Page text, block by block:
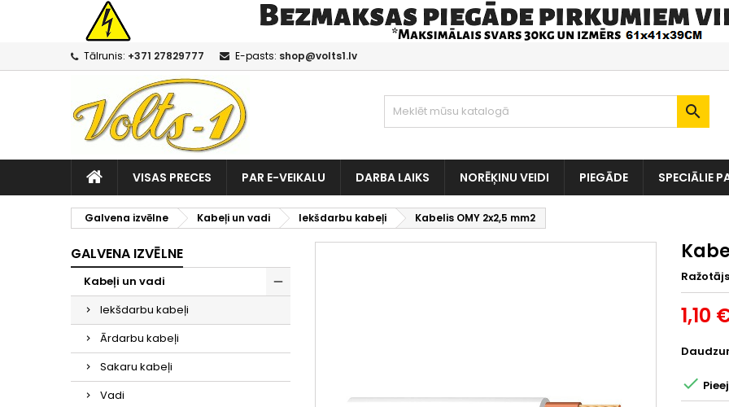
Tālrunis: +371 27829777 E-pasts: shop@volts1.lv

VISAS PRECES PAR E-VEIKALU DARBA LAIKS NORĒĶINU VEIDI PIEGĀDE SPECIĀLIE
Galvena izvēlne Kabeļi un vadi Iekšdarbu kabeļi Kabelis OMY 2x2,5 mm2
GALVENA IZVĒLNE
Kabeļi un vadi
Iekšdarbu kabeļi
Ārdarbu kabeļi
Sakaru kabeļi
Vadi
Ražotājs
1,10
